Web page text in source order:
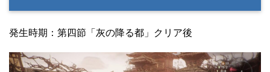
発生時期：第四節「灰の降る都」クリア後